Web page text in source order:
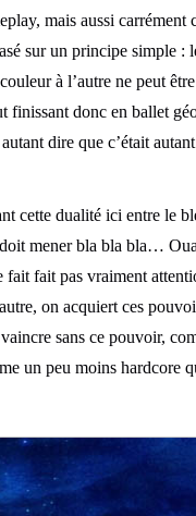
mais aussi
sur un principe simple
à l’autre ne peut
finissant donc en ballet
dire que c’était
cette dualité ici entre le
mener bla bla bla…
fait pas vraiment
on acquiert ces
sans ce pouvoir,
un peu moins hardcore